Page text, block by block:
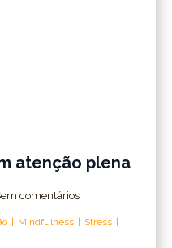
atenção plena
comentários
Mindfulness
Stress